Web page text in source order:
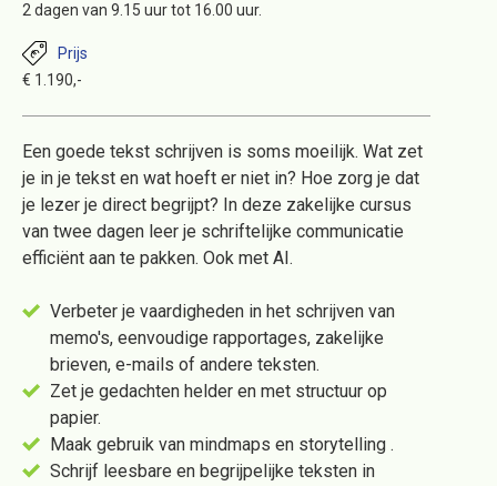
2 dagen van 9.15 uur tot 16.00 uur.
Prijs
€ 1.190,-
Een goede tekst schrijven is soms moeilijk. Wat zet
je in je tekst en wat hoeft er niet in? Hoe zorg je dat
je lezer je direct begrijpt? In deze zakelijke cursus
van twee dagen leer je schriftelijke communicatie
efficiënt aan te pakken. Ook met AI.
Verbeter je vaardigheden in het schrijven van
memo's, eenvoudige rapportages, zakelijke
brieven, e-mails of andere teksten.
Zet je gedachten helder en met structuur op
papier.
Maak gebruik van mindmaps en storytelling .
Schrijf leesbare en begrijpelijke teksten in